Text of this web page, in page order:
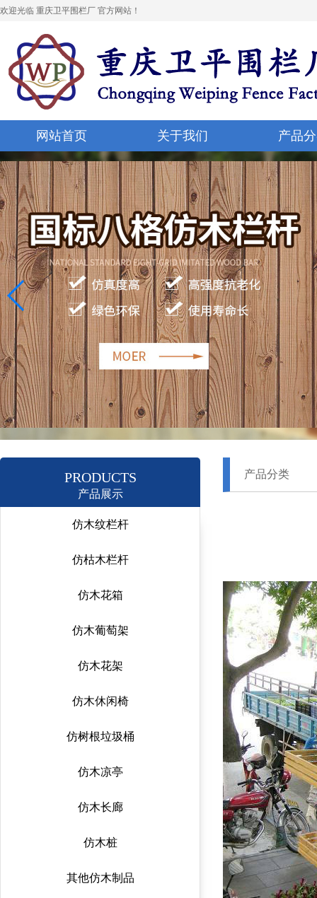
欢迎光临 重庆卫平围栏厂 官方网站！
网站首页 关于我们 产品
PRODUCTS
产品展示
仿木纹栏杆
仿枯木栏杆
仿木花箱
仿木葡萄架
仿木花架
仿木休闲椅
仿树根垃圾桶
仿木凉亭
仿木长廊
仿木桩
其他仿木制品
产品分类